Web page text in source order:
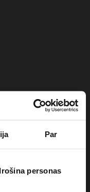
Par
personas